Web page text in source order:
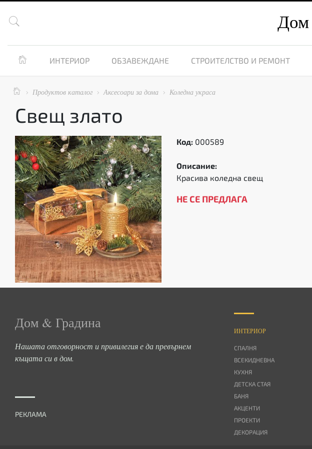
 Дом
 ИНТЕРИОР ОБЗАВЕЖДАНЕ СТРОИТЕЛСТВО И РЕМОНТ
  Продуктов каталог  Аксесоари за дома  Коледна украса
Свещ злато
Код: 000589
Описание:
Красива коледна свещ
НЕ СЕ ПРЕДЛАГА
Дом & Градина
Нашата отговорност и привилегия е да превърнем
къщата си в дом.
РЕКЛАМА
ИНТЕРИОР
СПАЛНЯ
ВСЕКИДНЕВНА
КУХНЯ
ДЕТСКА СТАЯ
БАНЯ
АКЦЕНТИ
ПРОЕКТИ
ДЕКОРАЦИЯ